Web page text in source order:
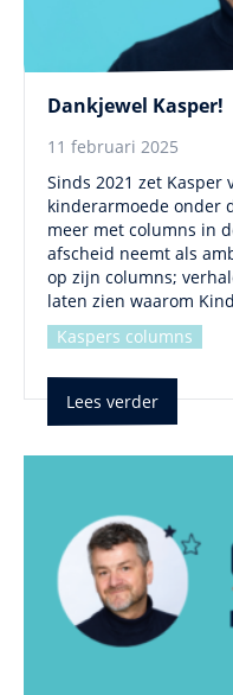
Dankjewel Kasper!
11 februari 2025
Sinds 2021 zet Kasper
kinderarmoede onder
meer met columns in
afscheid neemt als
op zijn columns;
laten zien waarom
Kaspers columns
Lees verder